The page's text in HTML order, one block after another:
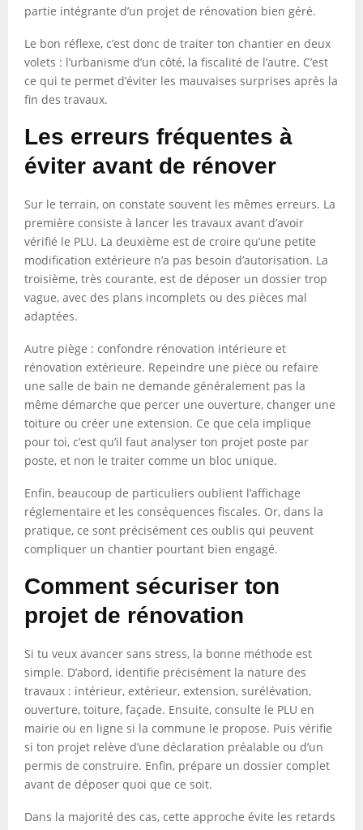
partie intégrante d’un projet de rénovation bien géré.
Le bon réflexe, c’est donc de traiter ton chantier en deux
volets : l’urbanisme d’un côté, la fiscalité de l’autre. C’est
ce qui te permet d’éviter les mauvaises surprises après la
fin des travaux.
Les erreurs fréquentes à
éviter avant de rénover
Sur le terrain, on constate souvent les mêmes erreurs. La
première consiste à lancer les travaux avant d’avoir
vérifié le PLU. La deuxième est de croire qu’une petite
modification extérieure n’a pas besoin d’autorisation. La
troisième, très courante, est de déposer un dossier trop
vague, avec des plans incomplets ou des pièces mal
adaptées.
Autre piège : confondre rénovation intérieure et
rénovation extérieure. Repeindre une pièce ou refaire
une salle de bain ne demande généralement pas la
même démarche que percer une ouverture, changer une
toiture ou créer une extension. Ce que cela implique
pour toi, c’est qu’il faut analyser ton projet poste par
poste, et non le traiter comme un bloc unique.
Enfin, beaucoup de particuliers oublient l’affichage
réglementaire et les conséquences fiscales. Or, dans la
pratique, ce sont précisément ces oublis qui peuvent
compliquer un chantier pourtant bien engagé.
Comment sécuriser ton
projet de rénovation
Si tu veux avancer sans stress, la bonne méthode est
simple. D’abord, identifie précisément la nature des
travaux : intérieur, extérieur, extension, surélévation,
ouverture, toiture, façade. Ensuite, consulte le PLU en
mairie ou en ligne si la commune le propose. Puis vérifie
si ton projet relève d’une déclaration préalable ou d’un
permis de construire. Enfin, prépare un dossier complet
avant de déposer quoi que ce soit.
Dans la majorité des cas, cette approche évite les retards